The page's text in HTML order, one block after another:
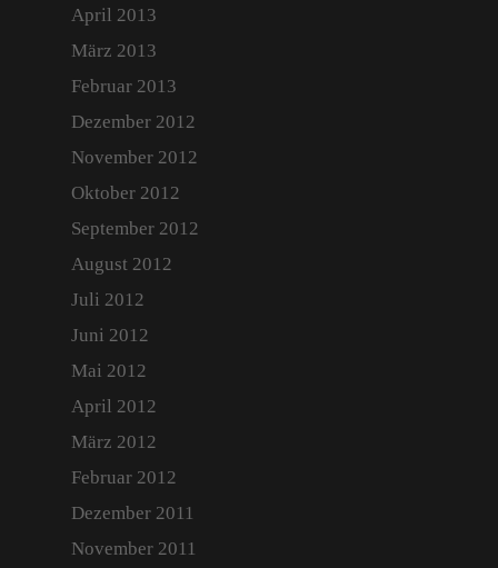
April 2013
März 2013
Februar 2013
Dezember 2012
November 2012
Oktober 2012
September 2012
August 2012
Juli 2012
Juni 2012
Mai 2012
April 2012
März 2012
Februar 2012
Dezember 2011
November 2011